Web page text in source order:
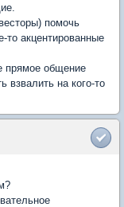
помочь
акцентированные
прямое общение
взвалить на кого-то